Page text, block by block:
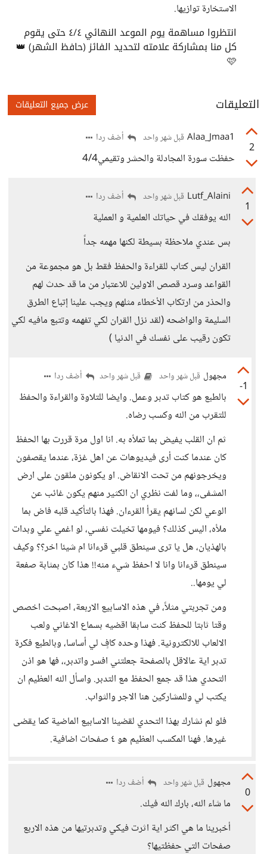
الاستخارة توازيها.
انتظروا مساهمة يوم الموعد النهائي ٤/٤ حتى يقوم
كل منا بمشاركة علامته لتحديد الفائز (حافظ الشهر) 👑
🩷
التعليقات عرض جميع التعليقات
2
Alaa_Jmaa1 قبل شهر واحد أضف ردا
حفظت سورة المجادلة والحشر وتقيمي4/4
1
Lutf_Alaini قبل شهر واحد أضف ردا
الله يوفقك في حياتك العلمية و العملية
بس عندي ملاحظة بسيطة لكنها مهمه جداً
القران ليس كتاب للقراءة والحفظ فقط بل هو مجموعة من
القواعد وسرد قصص الاولين للاعتبار من ما قد حدث لهم
والحذر من ارتكاب الأخطاء مثلهم ويجب علينا إتباع الطرق
السليمة والواضحه (لقد نزل القران لكي تفهمه وتتبع مافيه لكي
تكون رقيب على نفسك في الدنيا )
-1
مجهول قبل شهر واحد قبل شهر واحد أضف ردا
بالطبع هو كتاب تدبر وعمل. وايضا للتلاوة والقراءة والحفظ
للتقرب من الله وكسب رضاه.
ثم ان القلب يفيض بما تملأه به. انا اول مرة قررت بها الحفظ
كان عندما كنت أرى فيديوهات عن اهل غزة، عندما يقصفون
ويخرجونهم من تحت الانقاض. او يكونون ملقون على ارض
المشفى،، وما لفت نظري ان الكثير منهم يكون غائب عن
الوعي لكن لسانهم يقرأ القرءان. فهذا بالتأكيد قلبه فاض بما
ملأه، اليس كذلك؟ فيومها تخيلت نفسي، لو اغمي علي وبدات
بالهذيان، هل يا ترى سينطق قلبي قرءانا ام شيئا اخر؟؟ وكيف
سينطق قرءانا وانا لا احفظ شيء منه!! هذا كان بمثابة صفعة
لي يومها..
ومن تجربتي مثلاً، في هذه الاسابيع الاربعة، اصبحت اخصص
وقتا ثابتا للحفظ كنت سابقا اقضيه بسماع الاغاني ولعب
الالعاب للالكترونية. فهذا وحده كافٍ لي أساسا، وبالطبع فكرة
تدبر اية عالاقل بالصفحة جعلتني افسر واتدبر،، فها هو اذن
التحدي هذا قد جمع الحفظ مع التدبر. واسأل الله العظيم ان
يكتب لي وللمشاركين هنا الاجر والثواب.
فلو لم نشارك بهذا التحدي لقضينا الاسابيع الماضية كما يقضى
غيرها. فهنا المكسب العظيم هو ٤ صفحات اضافية.
0
مجهول قبل شهر واحد أضف ردا
ما شاء الله، بارك الله فيك.
أخبرينا ما هي اكثر اية اثرت فيكي وتدبرتيها من هذه الاربع
صفحات التي حفظتيها؟